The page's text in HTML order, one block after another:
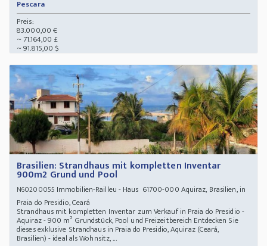
Pescara
Preis:
83.000,00 €
~ 71.164,00 £
~ 91.815,00 $
Brasilien: Strandhaus mit kompletten Inventar
900m2 Grund und Pool
N60200055 Immobilien-Railleu - Haus 61700-000 Aquiraz, Brasilien, in
Praia do Presidio, Ceará
Strandhaus mit kompletten Inventar zum Verkauf in Praia do Presidio -
Aquiraz - 900 m² Grundstück, Pool und Freizeitbereich Entdecken Sie
dieses exklusive Strandhaus in Praia do Presidio, Aquiraz (Ceará,
Brasilien) - ideal als Wohnsitz, ...